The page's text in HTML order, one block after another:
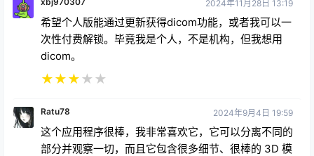
2024年11月28日 13:19
希望个人版能通过更新获得dicom功能，或者我可以一
次性付费解锁。毕竟我是个人，不是机构，但我想用
dicom。
★★★★ ★
Ratu78 2024年9月4日 19:59
这个应用程序很棒，我非常喜欢它，它可以分离不同的
部分并观察一切，而且它包含很多细节、很棒的 3D 模